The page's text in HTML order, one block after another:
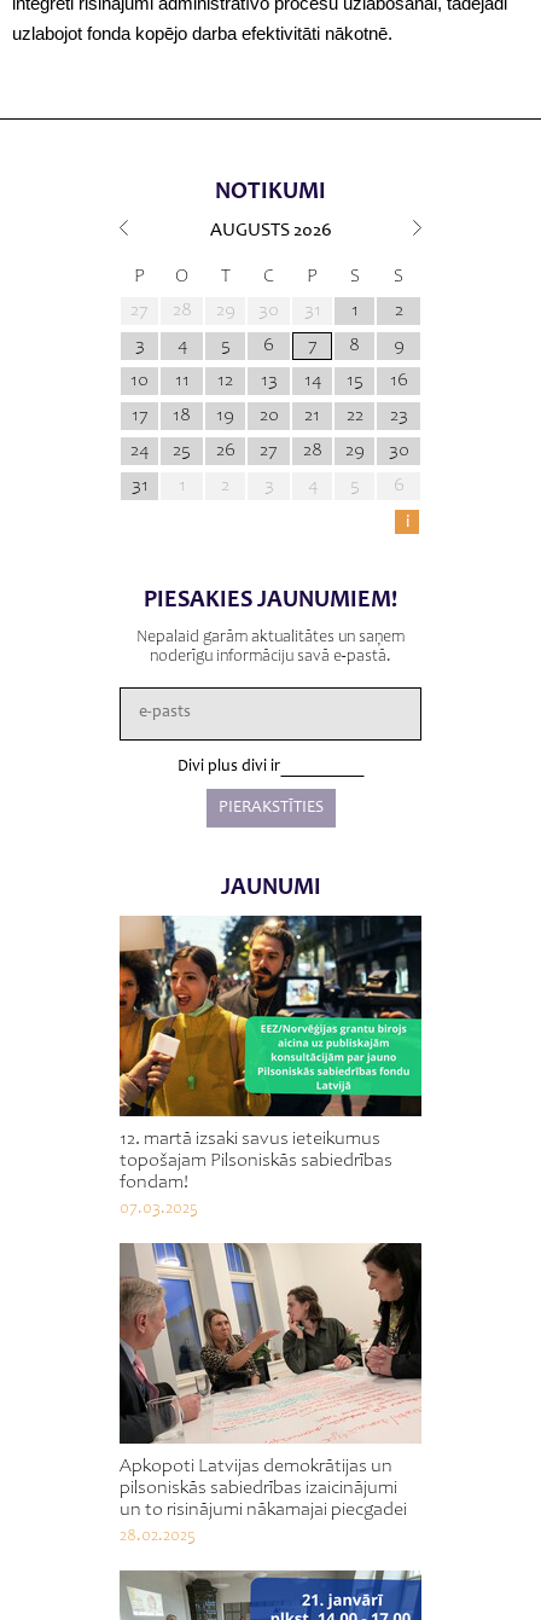
uzlabojot fonda kopējo darba efektivitāti nākotnē.
NOTIKUMI
AUGUSTS 2026
P O T C P S
S
27
28 29 30 31 1
2
3
4 5 6 7 8
9
10
11 12 13 14 15
16
17
18 19 20 21 22
23
24
25 26 27 28 29
30
31
1 2 3 4 5
6
i
PIESAKIES JAUNUMIEM!
Nepalaid garām aktualitātes un saņem
noderīgu informāciju savā e-pastā.
Divi plus divi ir
JAUNUMI
12. martā izsaki savus ieteikumus
topošajam Pilsoniskās sabiedrības
fondam!
07.03.2025
Apkopoti Latvijas demokrātijas un
pilsoniskās sabiedrības izaicinājumi
un to risinājumi nākamajai piecgadei
28.02.2025